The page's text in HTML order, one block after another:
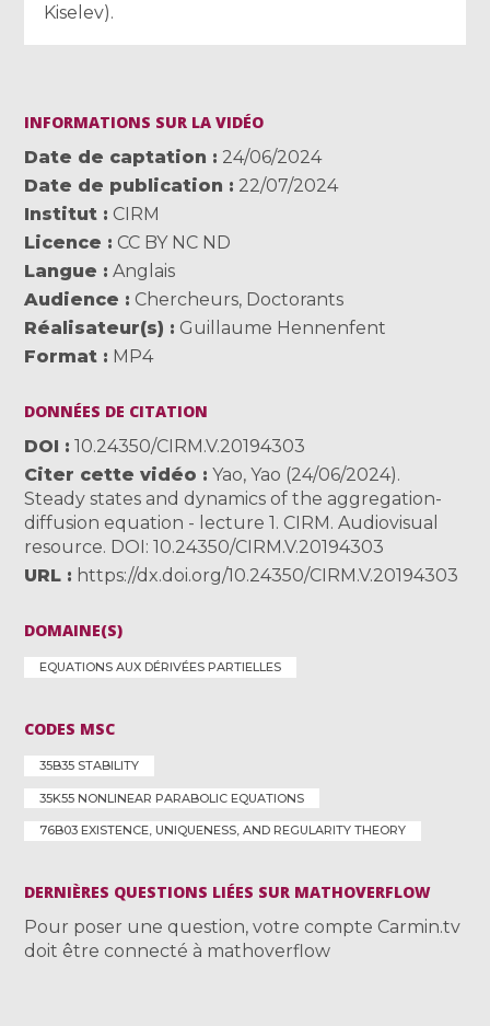
Kiselev).
INFORMATIONS SUR LA VIDÉO
Date de captation
24/06/2024
Date de publication
22/07/2024
Institut
CIRM
Licence
CC BY NC ND
Langue
Anglais
Audience
Chercheurs, Doctorants
Réalisateur(s)
Guillaume Hennenfent
Format
MP4
DONNÉES DE CITATION
DOI
10.24350/CIRM.V.20194303
Citer cette vidéo
Yao, Yao (24/06/2024).
Steady states and dynamics of the aggregation-
diffusion equation - lecture 1. CIRM. Audiovisual
resource. DOI: 10.24350/CIRM.V.20194303
URL
https://dx.doi.org/10.24350/CIRM.V.20194303
DOMAINE(S)
EQUATIONS AUX DÉRIVÉES PARTIELLES
CODES MSC
35B35 STABILITY
35K55 NONLINEAR PARABOLIC EQUATIONS
76B03 EXISTENCE, UNIQUENESS, AND REGULARITY THEORY
DERNIÈRES QUESTIONS LIÉES SUR MATHOVERFLOW
Pour poser une question, votre compte Carmin.tv
doit être connecté à mathoverflow